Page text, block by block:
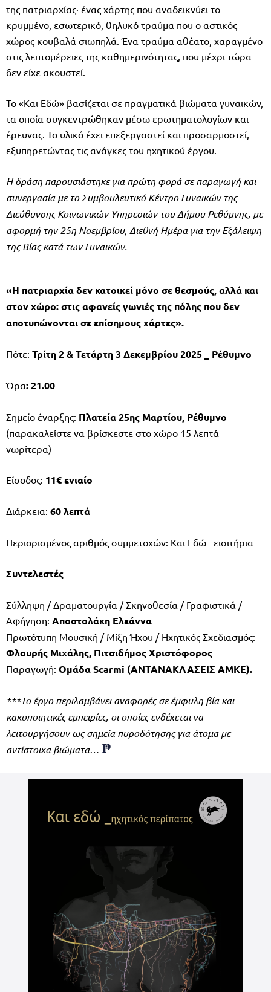
της πατριαρχίας· ένας χάρτης που αναδεικνύει το
κρυμμένο, εσωτερικό, θηλυκό τραύμα που ο αστικός
χώρος κουβαλά σιωπηλά. Ένα τραύμα αθέατο, χαραγμένο
στις λεπτομέρειες της καθημερινότητας, που μέχρι τώρα
δεν είχε ακουστεί.
Το «Και Εδώ» βασίζεται σε πραγματικά βιώματα γυναικών,
τα οποία συγκεντρώθηκαν μέσω ερωτηματολογίων και
έρευνας. Το υλικό έχει επεξεργαστεί και προσαρμοστεί,
εξυπηρετώντας τις ανάγκες του ηχητικού έργου.
Η δράση παρουσιάστηκε για πρώτη φορά σε παραγωγή και
συνεργασία με το Συμβουλευτικό Κέντρο Γυναικών της
Διεύθυνσης Κοινωνικών Υπηρεσιών του Δήμου Ρεθύμνης, με
αφορμή την 25η Νοεμβρίου, Διεθνή Ημέρα για την Εξάλειψη
της Βίας κατά των Γυναικών.
«Η πατριαρχία δεν κατοικεί μόνο σε θεσμούς, αλλά και
στον χώρο: στις αφανείς γωνιές της πόλης που δεν
αποτυπώνονται σε επίσημους χάρτες».
Πότε: Τρίτη 2 & Τετάρτη 3 Δεκεμβρίου 2025 _ Ρέθυμνο
Ώρα: 21.00
Σημείο έναρξης: Πλατεία 25ης Μαρτίου, Ρέθυμνο
(παρακαλείστε να βρίσκεστε στο χώρο 15 λεπτά
νωρίτερα)
Είσοδος: 11€ ενιαίο
Διάρκεια: 60 λεπτά
Περιορισμένος αριθμός συμμετοχών: Και Εδώ _εισιτήρια
Συντελεστές
Σύλληψη / Δραματουργία / Σκηνοθεσία / Γραφιστικά /
Αφήγηση: Αποστολάκη Ελεάννα
Πρωτότυπη Μουσική / Μίξη Ήχου / Ηχητικός Σχεδιασμός:
Φλουρής Μιχάλης, Πιτσιδήμος Χριστόφορος
Παραγωγή: Ομάδα Scarmi (ΑΝΤΑΝΑΚΛΑΣΕΙΣ ΑΜΚΕ).
***Το έργο περιλαμβάνει αναφορές σε έμφυλη βία και
κακοποιητικές εμπειρίες, οι οποίες ενδέχεται να
λειτουργήσουν ως σημεία πυροδότησης για άτομα με
αντίστοιχα βιώματα…